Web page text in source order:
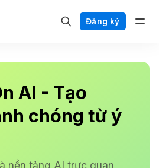
Đăng ký
AI - Tạo
chóng từ ý
nền tảng AI trực quan